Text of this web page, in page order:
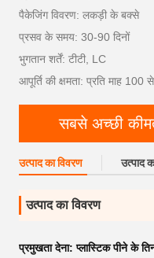
पैकेजिंग विवरण: लकड़ी के बक्से
प्रसव के समय: 30-90 दिनों
भुगतान शर्तें: टीटी, LC
आपूर्ति की क्षमता: प्रति माह 100
सबसे अच्छी
उत्पाद का विवरण उत्पाद
उत्पाद का विवरण
प्रमुखता देना:प्लास्टिक पीने के